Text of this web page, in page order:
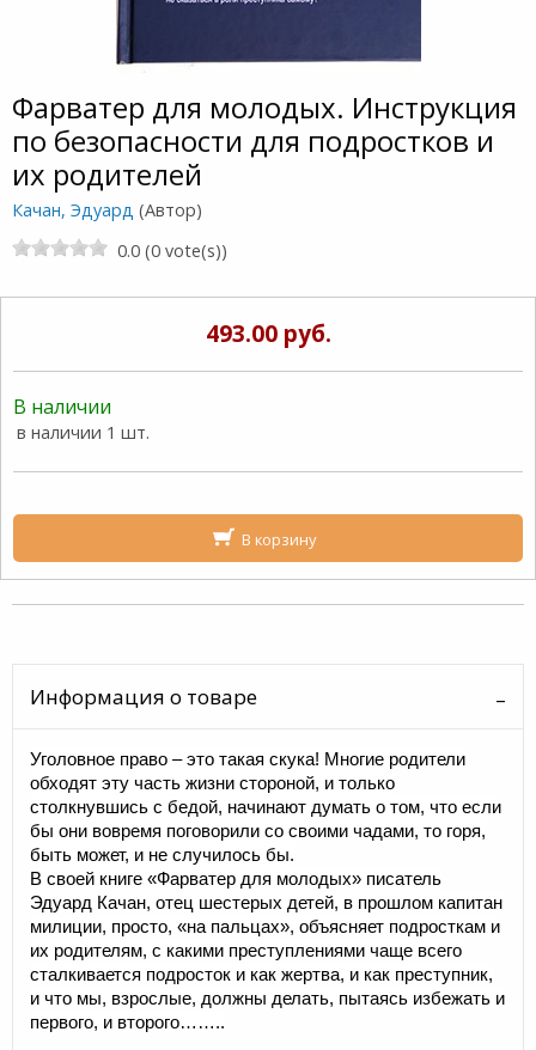
Фарватер для молодых. Инструкция
по безопасности для подростков и
их родителей
Качан, Эдуард (Автор)
0.0 (0 vote(s))
493.00 руб.
В наличии
в наличии 1 шт.
В корзину
Информация о товаре
Уголовное право – это такая скука! Многие родители
обходят эту часть жизни стороной, и только
столкнувшись с бедой, начинают думать о том, что если
бы они вовремя поговорили со своими чадами, то горя,
быть может, и не случилось бы.
В своей книге «Фарватер для молодых» писатель
Эдуард Качан, отец шестерых детей, в прошлом капитан
милиции, просто, «на пальцах», объясняет подросткам и
их родителям, с какими преступлениями чаще всего
сталкивается подросток и как жертва, и как преступник,
и что мы, взрослые, должны делать, пытаясь избежать и
первого, и второго……..